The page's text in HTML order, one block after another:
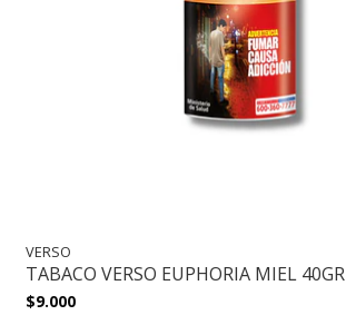
VERSO
TABACO VERSO EUPHORIA MIEL 40GR
$9.000